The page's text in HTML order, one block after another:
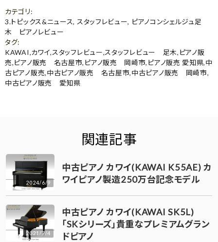
カテゴリ:
3.トピックス&ニュース, スタッフレビュー, ピアノコンシェルジュ足
木 ピアノレビュー
タグ:
KAWAI,カワイ,スタッフレビュー,スタッフレビュー 足木, ピアノ販
売,ピアノ販売 名古屋市, ピアノ販売 岡崎市, ピアノ販売 愛知県,中
古ピアノ販売,中古ピアノ販売 名古屋市,中古ピアノ販売 岡崎市,
中古ピアノ販売 愛知県
関連記事
2024/6/9
中古ピアノ カワイ(KAWAI K55AE) カ
ワイピアノ製造250万台記念モデル
2021/7/4
中古ピアノ カワイ(KAWAI SK5L)
「SKシリーズ」貴重なプレミアムグラン
ドピアノ